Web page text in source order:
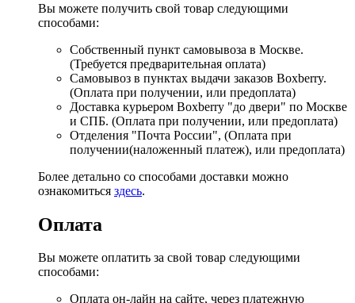
Вы можете получить свой товар следующими
способами:
Собственный пункт самовывоза в Москве.
(Требуется предварительная оплата)
Самовывоз в пунктах выдачи заказов Boxberry.
(Оплата при получении, или предоплата)
Доставка курьером Boxberry "до двери" по Москве
и СПБ. (Оплата при получении, или предоплата)
Отделения "Почта России", (Оплата при
получении(наложенный платеж), или предоплата)
Более детально со способами доставки можно
ознакомиться здесь.
Оплата
Вы можете оплатить за свой товар следующими
способами:
Оплата он-лайн на сайте, через платежную